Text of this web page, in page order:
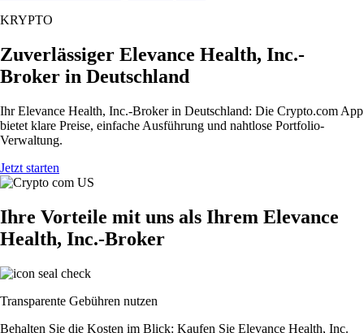
KRYPTO
Zuverlässiger Elevance Health, Inc.-
Broker in Deutschland
Ihr Elevance Health, Inc.-Broker in Deutschland: Die Crypto.com App
bietet klare Preise, einfache Ausführung und nahtlose Portfolio-
Verwaltung.
Jetzt starten
Ihre Vorteile mit uns als Ihrem Elevance
Health, Inc.-Broker
Transparente Gebühren nutzen
Behalten Sie die Kosten im Blick: Kaufen Sie Elevance Health, Inc.